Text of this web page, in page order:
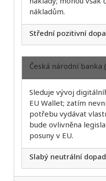
nákladům.
Střední pozitivní
Česká národní banka
Sleduje vývoj
EU Wallet; zatím
potřebu vydávat
bude ovlivněna
posuny v EU.
Slabý neutrální dopad